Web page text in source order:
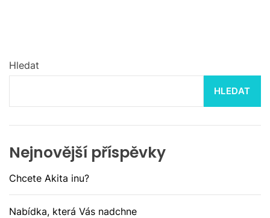
Hledat
HLEDAT
Nejnovější příspěvky
Chcete Akita inu?
Nabídka, která Vás nadchne